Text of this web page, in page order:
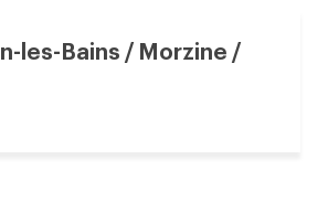
les-Bains / Morzine /